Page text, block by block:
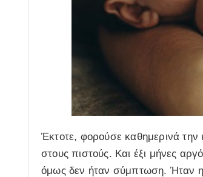
Έκτοτε, φορούσε καθημερινά
στους πιστούς. Και έξι μήνες
όμως δεν ήταν σύμπτωση. Ήταν η